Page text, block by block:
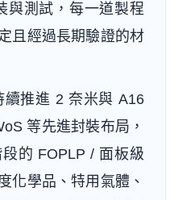
與測試，每一道製程
且經過長期驗證的材
續推進 2 奈米與 A16
等先進封裝布局，
的 FOPLP / 面板級
化學品、特用氣體、